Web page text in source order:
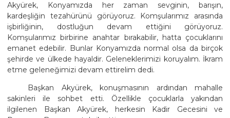
Akyürek, Konyamızda her zaman sevginin, barışın,
kardeşliğin tezahürünü görüyoruz. Komşularımız arasında
işbirliğinin, dostluğun devam ettiğini görüyoruz.
Komşularımız birbirine anahtar bırakabilir, hatta çocuklarını
emanet edebilir. Bunlar Konyamızda normal olsa da birçok
şehirde ve ülkede hayaldir. Geleneklerimizi koruyalım. İkram
etme geleneğimizi devam ettirelim dedi.
Başkan Akyürek, konuşmasının ardından mahalle
sakinleri ile sohbet etti. Özellikle çocuklarla yakından
ilgilenen Başkan Akyürek, herkesin Kadir Gecesini ve